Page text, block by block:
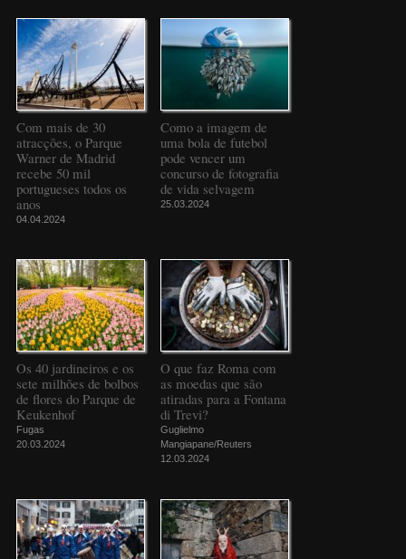
Com mais de 30
atracções, o Parque
Warner de Madrid
recebe 50 mil
portugueses todos os
anos
04.04.2024
Como a imagem de
uma bola de futebol
pode vencer um
concurso de fotografia
de vida selvagem
25.03.2024
Os 40 jardineiros e os
sete milhões de bolbos
de flores do Parque de
Keukenhof
Fugas
20.03.2024
O que faz Roma com
as moedas que são
atiradas para a Fontana
di Trevi?
Guglielmo
Mangiapane/Reuters
12.03.2024